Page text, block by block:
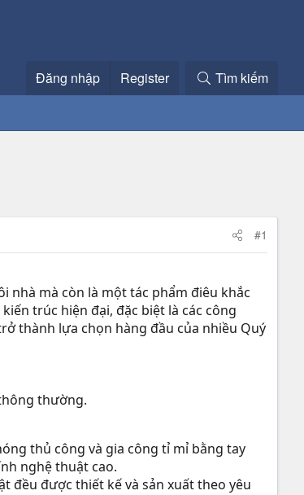
Đăng nhập Register Tìm kiếm
#1
nhà mà còn là một tác phẩm điêu khắc
trúc hiện đại, đặc biệt là các công
thành lựa chọn hàng đầu của nhiều Quý
thường.
thủ công và gia công tỉ mỉ bằng tay
nghệ thuật cao.
đều được thiết kế và sản xuất theo yêu